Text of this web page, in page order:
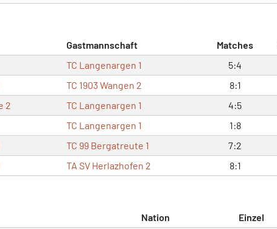
Gastmannschaft Matches
TC Langenargen 1 5:4
TC 1903 Wangen 2 8:1
2 TC Langenargen 1 4:5
TC Langenargen 1 1:8
TC 99 Bergatreute 1 7:2
TA SV Herlazhofen 2 8:1
Nation Einzel